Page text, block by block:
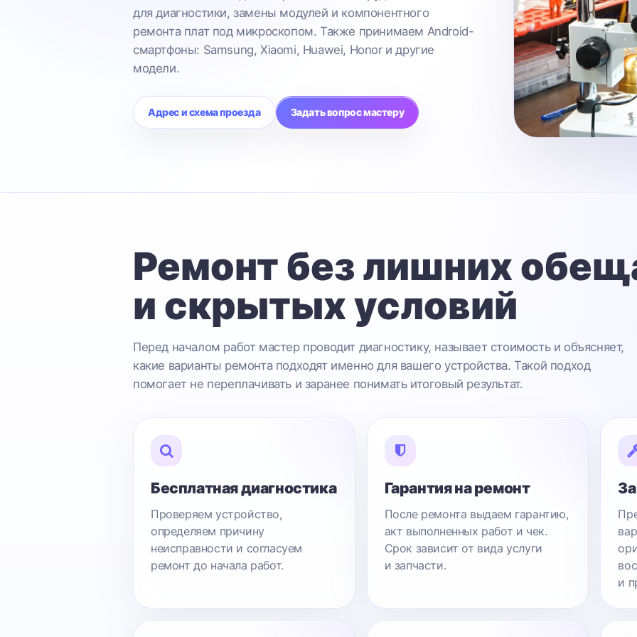
для диагностики, замены модулей и компонентного
ремонта плат под микроскопом. Также принимаем Android-
смартфоны: Samsung, Xiaomi, Huawei, Honor и другие
модели.
Адрес и схема проезда Задать вопрос мастеру
Ремонт без лишних
и скрытых условий
Перед началом работ мастер проводит диагностику, называет стоимость и объясняет,
какие варианты ремонта подходят именно для вашего устройства. Такой подход
помогает не переплачивать и заранее понимать итоговый результат.
Бесплатная диагностика
Проверяем устройство,
определяем причину
неисправности и согласуем
ремонт до начала работ.
Гарантия на ремонт
После ремонта выдаем гарантию,
акт выполненных работ и чек.
Срок зависит от вида услуги
и запчасти.
и